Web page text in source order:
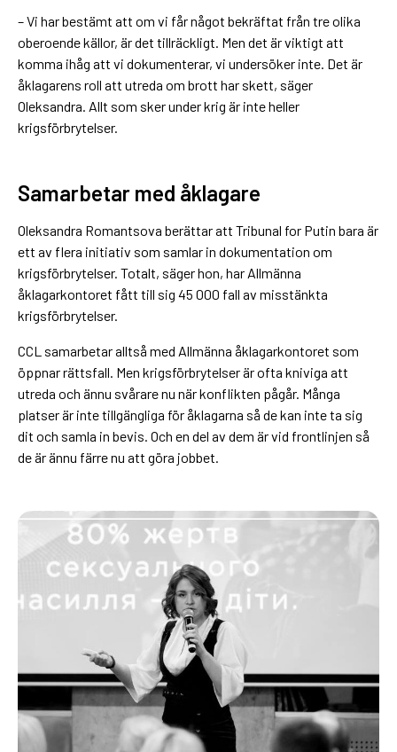
– Vi har bestämt att om vi får något bekräftat från tre olika
oberoende källor, är det tillräckligt. Men det är viktigt att
komma ihåg att vi dokumenterar, vi undersöker inte. Det är
åklagarens roll att utreda om brott har skett, säger
Oleksandra. Allt som sker under krig är inte heller
krigsförbrytelser.
Samarbetar med åklagare
Oleksandra Romantsova berättar att Tribunal for Putin bara är
ett av flera initiativ som samlar in dokumentation om
krigsförbrytelser. Totalt, säger hon, har Allmänna
åklagarkontoret fått till sig 45 000 fall av misstänkta
krigsförbrytelser.
CCL samarbetar alltså med Allmänna åklagarkontoret som
öppnar rättsfall. Men krigsförbrytelser är ofta kniviga att
utreda och ännu svårare nu när konflikten pågår. Många
platser är inte tillgängliga för åklagarna så de kan inte ta sig
dit och samla in bevis. Och en del av dem är vid frontlinjen så
de är ännu färre nu att göra jobbet.